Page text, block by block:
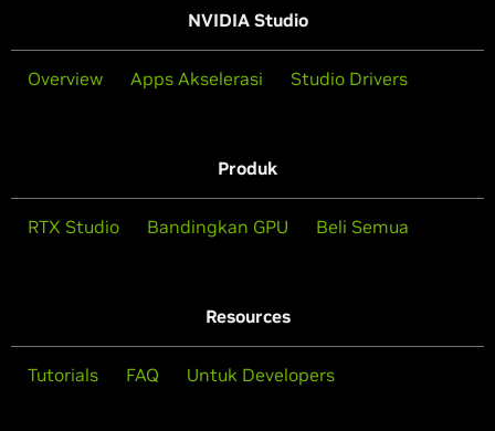
NVIDIA Studio
Overview Apps Akselerasi Studio Drivers
Produk
RTX Studio Bandingkan GPU Beli Semua
Resources
Tutorials FAQ Untuk Developers